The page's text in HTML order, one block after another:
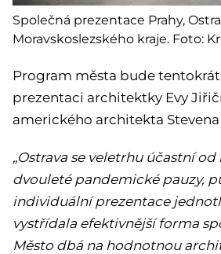
Společná prezentace Prahy,
Moravskoslezského kraje. Foto:
Program města bude
prezentaci architektky Evy
amerického architekta
„Ostrava se veletrhu účastní
dvouleté pandemické pauzy,
individuální prezentace
vystřídala efektivnější forma
Město dbá na hodnotnou